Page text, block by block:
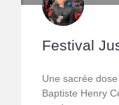
Festival
Une sacrée
Baptiste Henry